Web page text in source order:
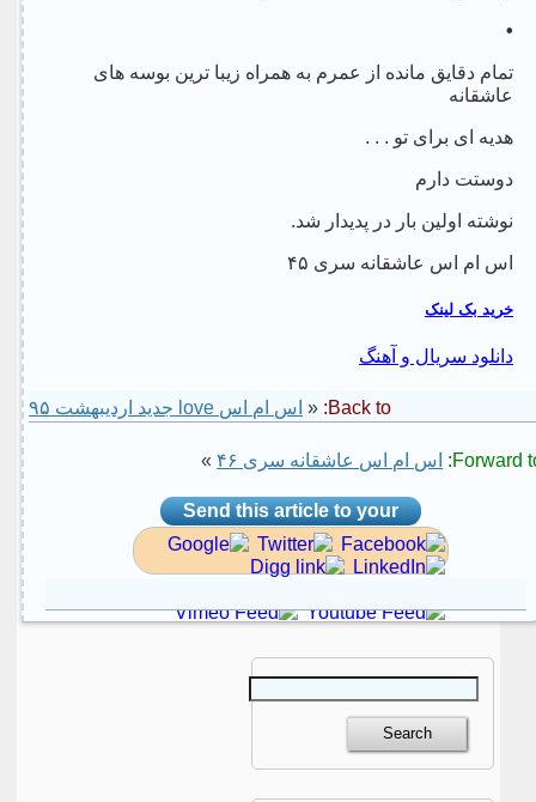
•
تمام دقایق مانده از عمرم به همراه زیبا ترین بوسه های
عاشقانه
هدیه ای برای تو . . .
دوستت دارم
نوشته اولین بار در پدیدار شد.
اس ام اس عاشقانه سری ۴۵
خرید بک لینک
دانلود سریال و آهنگ
Back to:
« اس ام اس love جدید اردیبهشت ۹۵
Forward اس ام اس عاشقانه سری ۴۶ »
Send this article to your
social site